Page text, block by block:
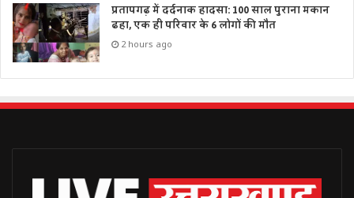
प्रतापगढ़ में दर्दनाक हादसा: 100 साल पुराना मकान
ढहा, एक ही परिवार के 6 लोगों की मौत
2 hours ago